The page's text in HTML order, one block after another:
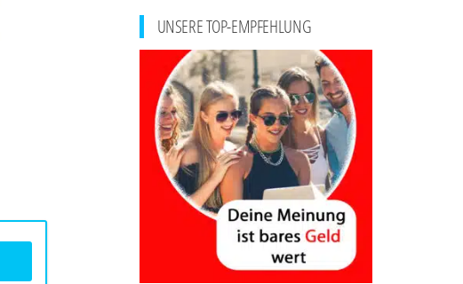
UNSERE TOP-EMPFEHLUNG